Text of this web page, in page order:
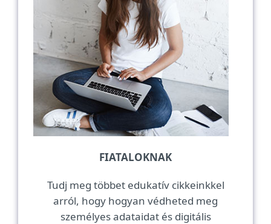
FIATALOKNAK
Tudj meg többet edukatív cikkeinkkel
arról, hogy hogyan védheted meg
személyes adataidat és digitális